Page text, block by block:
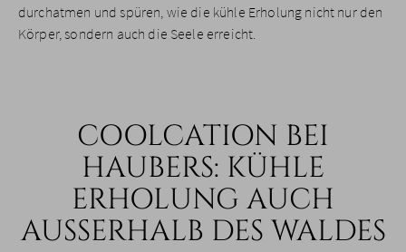
durchatmen und spüren, wie die kühle Erholung nicht nur den
Körper, sondern auch die Seele erreicht.
COOLCATION BEI
HAUBERS: KÜHLE
ERHOLUNG AUCH
AUSSERHALB DES WALDES